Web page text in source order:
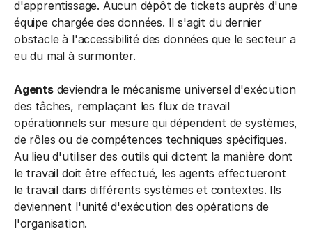
d'apprentissage. Aucun dépôt de tickets auprès d'une
équipe chargée des données. Il s'agit du dernier
obstacle à l'accessibilité des données que le secteur a
eu du mal à surmonter.
Agentsdeviendra le mécanisme universel d'exécution
des tâches, remplaçant les flux de travail
opérationnels sur mesure qui dépendent de systèmes,
de rôles ou de compétences techniques spécifiques.
Au lieu d'utiliser des outils qui dictent la manière dont
le travail doit être effectué, les agents effectueront
le travail dans différents systèmes et contextes. Ils
deviennent l'unité d'exécution des opérations de
l'organisation.